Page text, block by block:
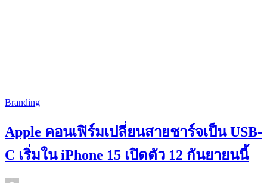
Branding
Apple คอนเฟิร์มเปลี่ยนสายชาร์จเป็น USB-
C เริ่มใน iPhone 15 เปิดตัว 12 กันยายนนี้